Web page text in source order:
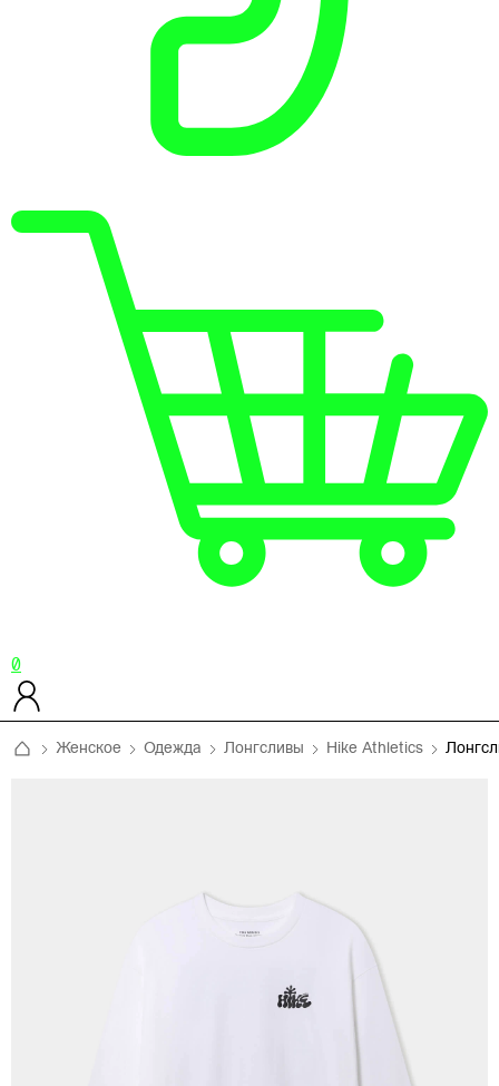
0
Женское Одежда Лонгсливы Hike Athletics